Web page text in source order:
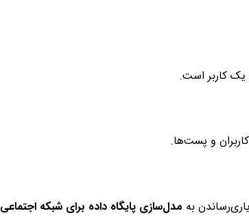
کاربر است.
و پست‌ها.
به مدل‌سازی پایگاه داده برای شبکه اجتماعی